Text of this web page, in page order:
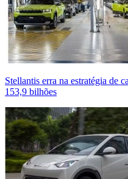
Stellantis erra na estratégia de
153,9 bilhões